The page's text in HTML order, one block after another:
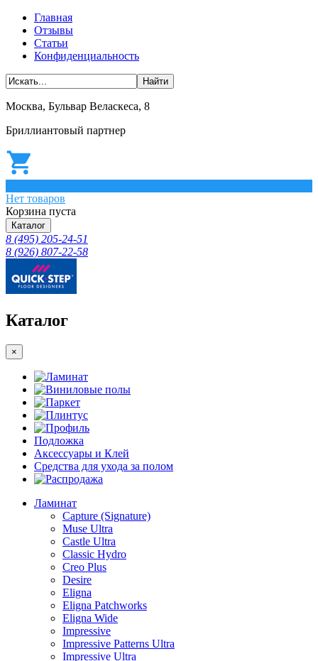
Главная
Отзывы
Статьи
Конфиденциальность
Москва, Бульвар Веласкеса, 8
Бриллиантовый партнер
Нет товаров
Корзина пуста
Каталог
8 (495) 205-24-51
8 (926) 807-22-58
Каталог
×
Ламинат
Виниловые полы
Паркет
Плинтус
Профиль
Подложка
Аксессуары и Клей
Средства для ухода за полом
Распродажа
Ламинат
Capture (Signature)
Muse Ultra
Castle Ultra
Classic Hydro
Creo Plus
Desire
Eligna
Eligna Patchworks
Eligna Wide
Impressive
Impressive Patterns Ultra
Impressive Ultra